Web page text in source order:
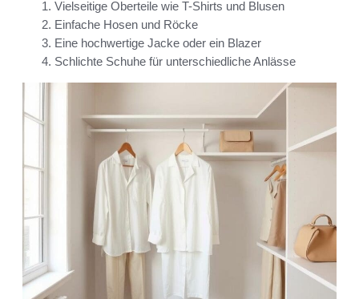
Vielseitige Oberteile wie T-Shirts und Blusen
Einfache Hosen und Röcke
Eine hochwertige Jacke oder ein Blazer
Schlichte Schuhe für unterschiedliche Anlässe